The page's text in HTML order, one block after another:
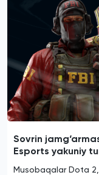
Sovrin
Esports yakuniy
Musobaqalar Dota 2,